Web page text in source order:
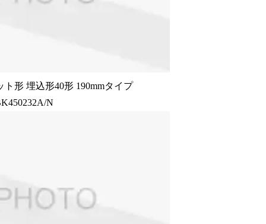
形 埋込形40形 190mmタイプ
N